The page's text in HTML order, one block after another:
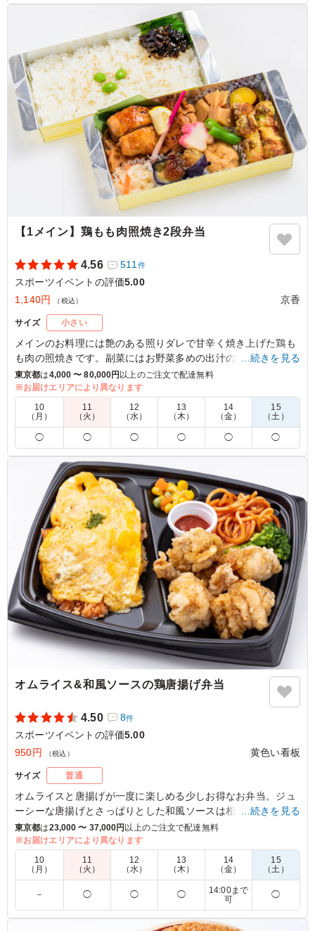
ご利用シーン：スポーツ › スポーツイベント
東京都北区中里2026/05/25
【1メイン】鶏もも肉照焼き2段弁当
4.56 511件
スポーツイベントの評価5.00
1,140円
（税込） 京香
サイズ 小さい
メインのお料理には艶のある照りダレで甘辛く焼き上げた鶏も
も肉の照焼きです。副菜にはお野菜多めの出汁の効いた惣菜を
たっぷり詰めこみました。自慢のご飯がふっくらとしておりど
んなお料理との相性も抜群です。
※お弁当容器は電子レンジ使用不可です。
5.0
イベントに向けて普段調整をしていて、ヘルシーなものを
食べて減量している方が多く、脂っこくなく、ヘルシーだ
けどタンパク質も取れるバランスの取れたお弁当を！と希
望されており、こちらを選びました。 バランスも良く良
かったです。
ご利用シーン：スポーツ›スポーツイベント
東京都千代田区霞が関2025/12/09
…続きを見る
東京都は4,000 〜 80,000円 以上のご注文で配達無料
※お届けエリアにより異なります
10
（月）
11
（火）
12
（水）
13
（木）
14
（金）
15
（土）
◯ ◯ ◯ ◯ ◯ ◯
オムライス&和風ソースの鶏唐揚げ弁当
4.50 8件
スポーツイベントの評価5.00
950円
（税込） 黄色い看板
サイズ 普通
オムライスと唐揚げが一度に楽しめる少しお得なお弁当。ジュ
ーシーな唐揚げとさっぱりとした和風ソースは相性抜群で、オ
ムライスとも名コンビ！
※オムライスのソースはインカップに入っています。プルダウ
ンよりお選びください。当店おすすめソースはデミグラスソー
※白米選択時に卵は付きません。
…続きを見る
東京都は23,000 〜 37,000円以上のご注文で配達無料
※お届けエリアにより異なります
10
（月）
11
（火）
12
（水）
13
（木）
14
（金）
15
（土）
－ ◯ ◯ ◯
14:00まで
可
◯